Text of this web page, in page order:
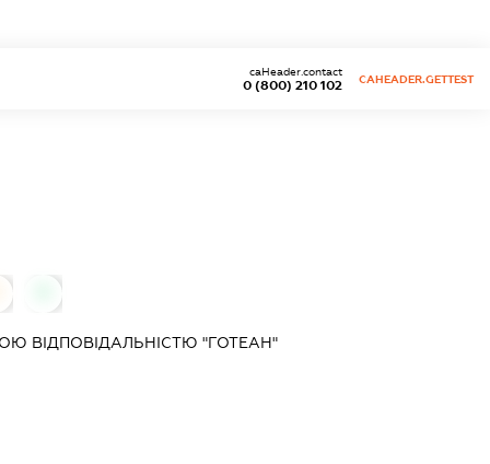
0 (800) 210 102
caHeader.contact
CAHEADER.GETTEST
ВІДПОВІДАЛЬНІСТЮ "ГОТЕАН"